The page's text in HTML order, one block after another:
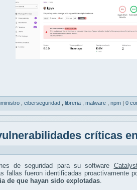
ciberseguridad libreria malware npm | 0
críticas
de seguridad para su software
fallas fueron identificadas proactivamente
de que hayan sido explotadas